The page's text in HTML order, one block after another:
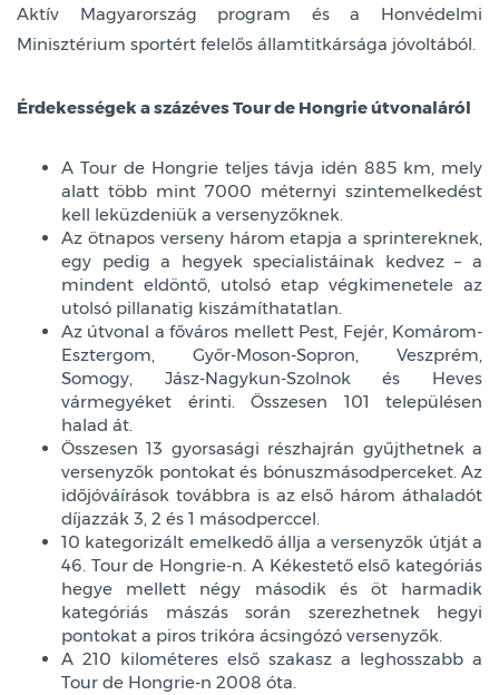
Aktív Magyarország program és a Honvédelmi
Minisztérium sportért felelős államtitkársága jóvoltából.
Érdekességek a százéves Tour de Hongrie útvonaláról
A Tour de Hongrie teljes távja idén 885 km, mely
alatt több mint 7000 méternyi szintemelkedést
kell leküzdeniük a versenyzőknek.
Az ötnapos verseny három etapja a sprintereknek,
egy pedig a hegyek specialistáinak kedvez – a
mindent eldöntő, utolsó etap végkimenetele az
utolsó pillanatig kiszámíthatatlan.
Az útvonal a főváros mellett Pest, Fejér, Komárom-
Esztergom, Győr-Moson-Sopron, Veszprém,
Somogy, Jász-Nagykun-Szolnok és Heves
vármegyéket érinti. Összesen 101 településen
halad át.
Összesen 13 gyorsasági részhajrán gyűjthetnek a
versenyzők pontokat és bónuszmásodperceket. Az
időjóváírások továbbra is az első három áthaladót
díjazzák 3, 2 és 1 másodperccel.
10 kategorizált emelkedő állja a versenyzők útját a
46. Tour de Hongrie-n. A Kékestető első kategóriás
hegye mellett négy második és öt harmadik
kategóriás mászás során szerezhetnek hegyi
pontokat a piros trikóra ácsingózó versenyzők.
A 210 kilométeres első szakasz a leghosszabb a
Tour de Hongrie-n 2008 óta.